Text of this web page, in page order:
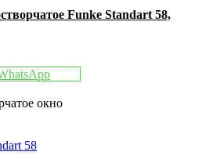
Funke Standart 58,
окно
58